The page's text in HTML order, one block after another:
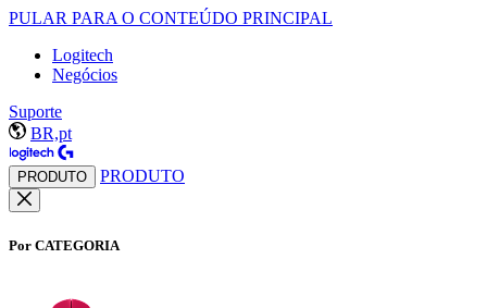
PULAR PARA O CONTEÚDO PRINCIPAL
Logitech
Negócios
Suporte
BR,pt
PRODUTO PRODUTO
Por CATEGORIA